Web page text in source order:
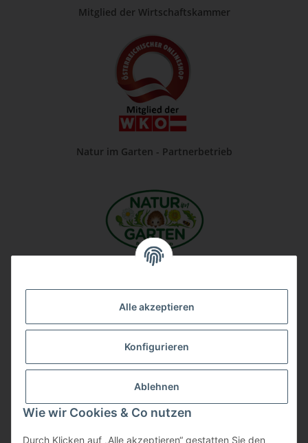
Alle akzeptieren
Konfigurieren
Ablehnen
Wie wir Cookies & Co nutzen
Durch Klicken auf „Alle akzeptieren“ gestatten Sie den
Mitglied der Wirtschaftskammer
Natur im Garten - Partnerbetrieb
Unsere Firma auf Google